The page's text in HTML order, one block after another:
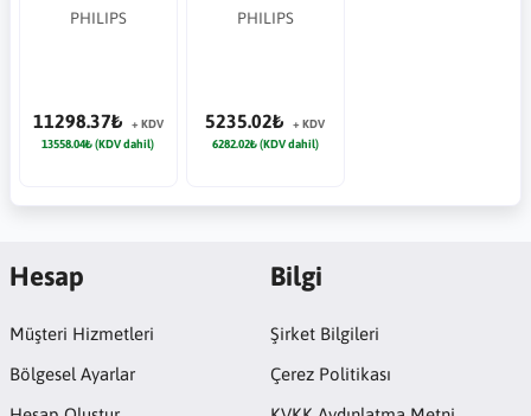
2560x1440 QHD VGA
PHILIPS
11298.37₺
+ KDV
13558.04₺ (KDV dahil)
1920x1080 HDMI DP
PHILIPS
5235.02₺
+ KDV
6282.02₺ (KDV dahil)
Hesap
Müşteri Hizmetleri
Bölgesel Ayarlar
Bilgi
Şirket Bilgileri
Çerez Politikası